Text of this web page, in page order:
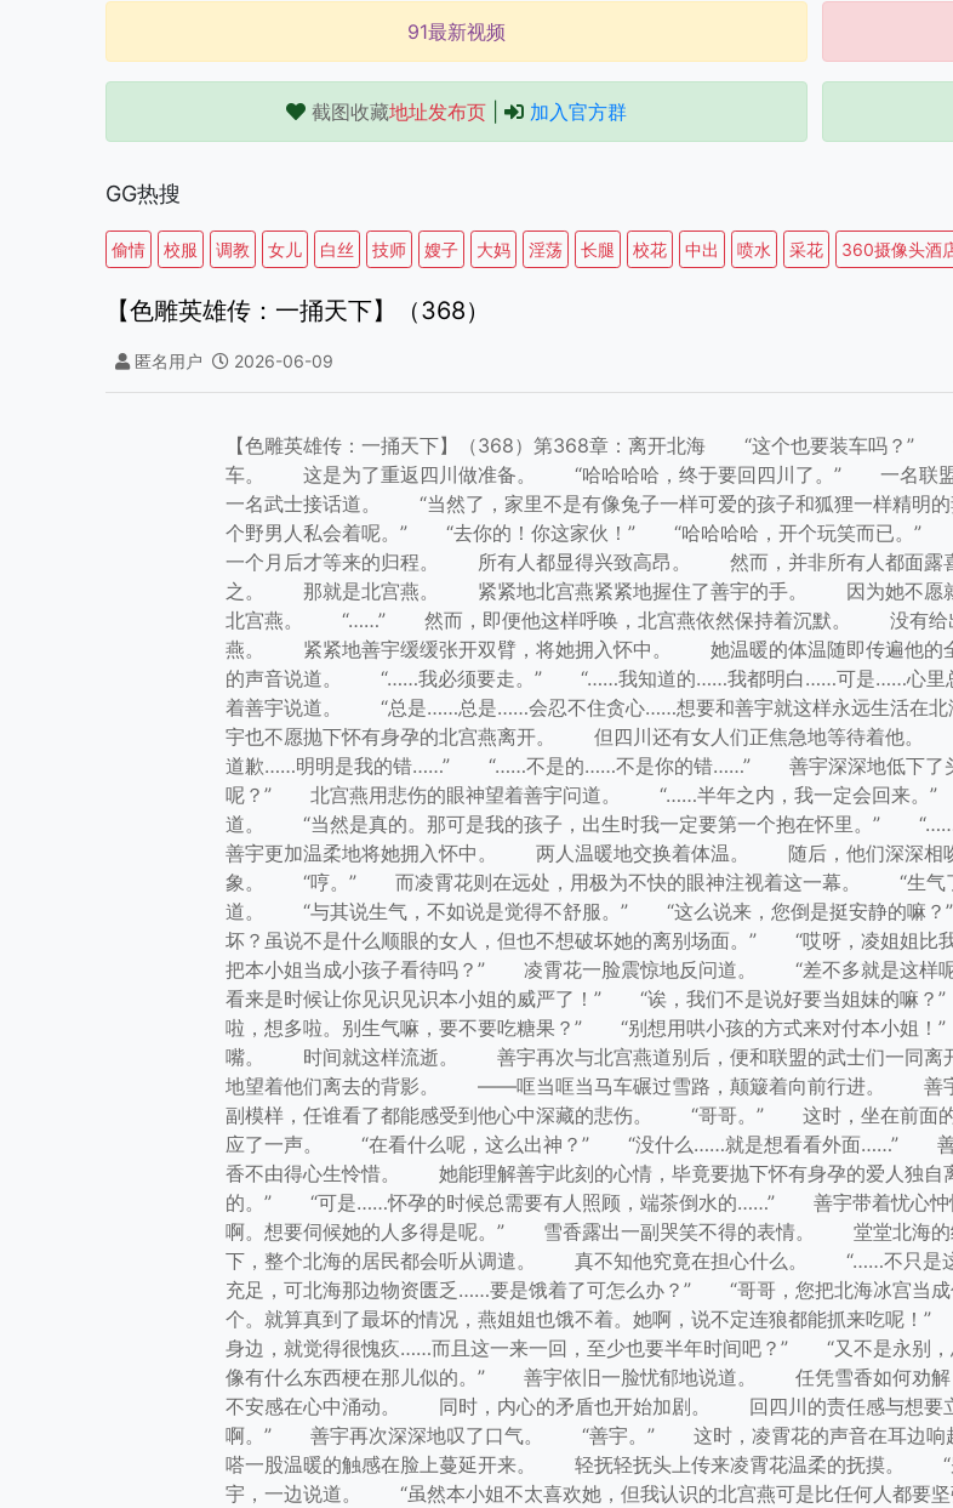
91最新视频
截图收藏地址发布页 加入官方群
GG热搜
偷情 校服 调教 女儿 白丝 技师 嫂子 大妈 淫荡 长腿 校花 中出 喷水 采花 360摄像头酒
【色雕英雄传：一捅天下】（368）
匿名用户 2026-06-09
【色雕英雄传：一捅天下】（368）第368章：离开北海 “这个也要装车吗？
车。 这是为了重返四川做准备。 “哈哈哈哈，终于要回四川了。” 一名联
一名武士接话道。 “当然了，家里不是有像兔子一样可爱的孩子和狐狸一样精明
个野男人私会着呢。” “去你的！你这家伙！” “哈哈哈哈，开个玩笑而已。
一个月后才等来的归程。 所有人都显得兴致高昂。 然而，并非所有人都面露
之。 那就是北宫燕。 紧紧地北宫燕紧紧地握住了善宇的手。 因为她不
北宫燕。 “……” 然而，即便他这样呼唤，北宫燕依然保持着沉默。 没有给
燕。 紧紧地善宇缓缓张开双臂，将她拥入怀中。 她温暖的体温随即传遍
的声音说道。 “……我必须要走。” “……我知道的……我都明白……可是……心里
着善宇说道。 “总是……总是……会忍不住贪心……想要和善宇就这样永远生
宇也不愿抛下怀有身孕的北宫燕离开。 但四川还有女人们正焦急地等待着他
道歉……明明是我的错……” “……不是的……不是你的错……” 善宇深深地低下
呢？” 北宫燕用悲伤的眼神望着善宇问道。 “……半年之内，我一定会回来
道。 “当然是真的。那可是我的孩子，出生时我一定要第一个抱在怀里。”
善宇更加温柔地将她拥入怀中。 两人温暖地交换着体温。 随后，他们深深相
象。 “哼。” 而凌霄花则在远处，用极为不快的眼神注视着这一幕。 “生气
道。 “与其说生气，不如说是觉得不舒服。” “这么说来，您倒是挺安静的嘛
坏？虽说不是什么顺眼的女人，但也不想破坏她的离别场面。” “哎呀，凌姐姐
把本小姐当成小孩子看待吗？” 凌霄花一脸震惊地反问道。 “差不多就是这
看来是时候让你见识见识本小姐的威严了！” “诶，我们不是说好要当姐妹的
啦，想多啦。别生气嘛，要不要吃糖果？” “别想用哄小孩的方式来对付本小姐
嘴。 时间就这样流逝。 善宇再次与北宫燕道别后，便和联盟的武士们一同离
地望着他们离去的背影。 ——哐当哐当马车碾过雪路，颠簸着向前行进。 善
副模样，任谁看了都能感受到他心中深藏的悲伤。 “哥哥。” 这时，坐在前
应了一声。 “在看什么呢，这么出神？” “没什么……就是想看看外面……” 善
香不由得心生怜惜。 她能理解善宇此刻的心情，毕竟要抛下怀有身孕的爱人独
的。” “可是……怀孕的时候总需要有人照顾，端茶倒水的……” 善宇带着忧心忡
啊。想要伺候她的人多得是呢。” 雪香露出一副哭笑不得的表情。 堂堂北海
下，整个北海的居民都会听从调遣。 真不知他究竟在担心什么。 “……不只
充足，可北海那边物资匮乏……要是饿着了可怎么办？” “哥哥，您把北海冰宫当成
个。就算真到了最坏的情况，燕姐姐也饿不着。她啊，说不定连狼都能抓来吃呢
身边，就觉得很愧疚……而且这一来一回，至少也要半年时间吧？” “又不是永
像有什么东西梗在那儿似的。” 善宇依旧一脸忧郁地说道。 任凭雪香如何劝
不安感在心中涌动。 同时，内心的矛盾也开始加剧。 回四川的责任感与想要
啊。” 善宇再次深深地叹了口气。 “善宇。” 这时，凌霄花的声音在耳
嗒一股温暖的触感在脸上蔓延开来。 轻抚轻抚头上传来凌霄花温柔的抚摸。
宇，一边说道。 “虽然本小姐不太喜欢她，但我认识的北宫燕可是比任何人都要